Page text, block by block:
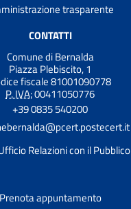
trasparente
CONTATTI
Comune di Bernalda
Piazza Plebiscito, 1
fiscale 81001090778
P. IVA:00411050776
+39 0835 540200
Relazioni con il Pubblico
Prenota appuntamento